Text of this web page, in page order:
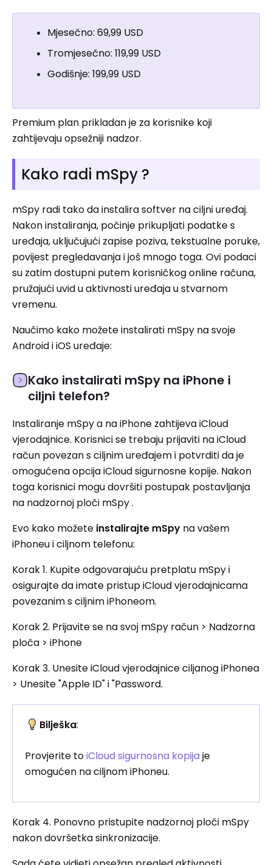
Mjesečno: 69,99 USD
Tromjesečno: 119,99 USD
Godišnje: 199,99 USD
Premium plan prikladan je za korisnike koji
zahtijevaju opsežniji nadzor.
Kako radi mSpy ?
mSpy radi tako da instalira softver na ciljni uređaj.
Nakon instaliranja, počinje prikupljati podatke s
uređaja, uključujući zapise poziva, tekstualne poruke,
povijest pregledavanja i još mnogo toga. Ovi podaci
su zatim dostupni putem korisničkog online računa,
pružajući uvid u aktivnosti uređaja u stvarnom
vremenu.
Naučimo kako možete instalirati mSpy na svoje
Android i iOS uređaje:
Kako instalirati mSpy na iPhone i
ciljni telefon?
Instaliranje mSpy a na iPhone zahtijeva iCloud
vjerodajnice. Korisnici se trebaju prijaviti na iCloud
račun povezan s ciljnim uređajem i potvrditi da je
omogućena opcija iCloud sigurnosne kopije. Nakon
toga korisnici mogu dovršiti postupak postavljanja
na nadzornoj ploči mSpy .
Evo kako možete instalirajte mSpy na vašem
iPhoneu i ciljnom telefonu:
Korak 1. Kupite odgovarajuću pretplatu mSpy i
osigurajte da imate pristup iCloud vjerodajnicama
povezanim s ciljnim iPhoneom.
Korak 2. Prijavite se na svoj mSpy račun > Nadzorna
ploča > iPhone
Korak 3. Unesite iCloud vjerodajnice ciljanog iPhonea
> Unesite "Apple ID" i "Password.
Bilješka:
Provjerite toiCloud sigurnosna kopija je
omogućen na ciljnom iPhoneu.
Korak 4. Ponovno pristupite nadzornoj ploči mSpy
nakon dovršetka sinkronizacije.